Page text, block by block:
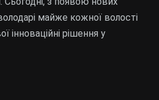
майже кожної волості
інноваційні рішення у